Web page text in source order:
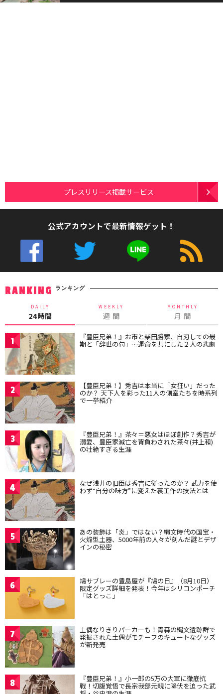
プレスリリース掲載サービス
公式アカウントで最新情報ゲット！
RANKING ランキング
DAILY
24時間
WEEKLY
週 間
MONTHLY
月 間
1 『豊臣兄弟！』お市と柴田勝家、自刃しての最
期と「辞世の句」…運命を共にした２人の悲劇
2 【豊臣兄弟！】秀吉は本当に「女狂い」だった
のか？ 天下人を彩った11人の側室たちを時系列
で一挙紹介
3 『豊臣兄弟！』茶々＝悪女はほぼ創作？秀吉が
溺愛、豊臣家滅亡を背負わされた茶々(井上和)
の壮絶すぎる生涯
4 なぜ浅井の旧臣は秀吉に従ったのか？ 武力を使
わず“自分の味方”に変えた裏工作の技法とは
5 あの装飾は「炎」ではない？縄文時代の国宝・
火焔型土器、5000年前の人々が刻んだ謎とデザ
インの秘密
6 鳩サブレーの豊島屋が『鳩の日』（8月10日）
限定グッズ詳細を発表！今年はシリコンポーチ
「はとっこ」
7 土偶なりきりパーカーも！青森の縄文遺跡群で
発掘された土偶がモチーフのキュートなグッズ
が新発売
8 『豊臣兄弟！』小一郎の5万の大軍に徹底抗
戦！切腹覚悟で長宗我部元親に降伏を迫った武